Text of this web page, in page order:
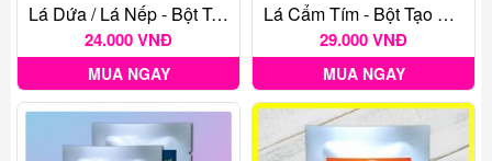
Lá Dứa / Lá Nếp - Bột Tạo Màu Thực Phẩm Tự Nhiên Gói 20G
24.000 VNĐ
MUA NGAY
Lá Cẩm Tím - Bột Tạo Màu Thực Phẩm Tự Nhiên Gói 20G
29.000 VNĐ
MUA NGAY